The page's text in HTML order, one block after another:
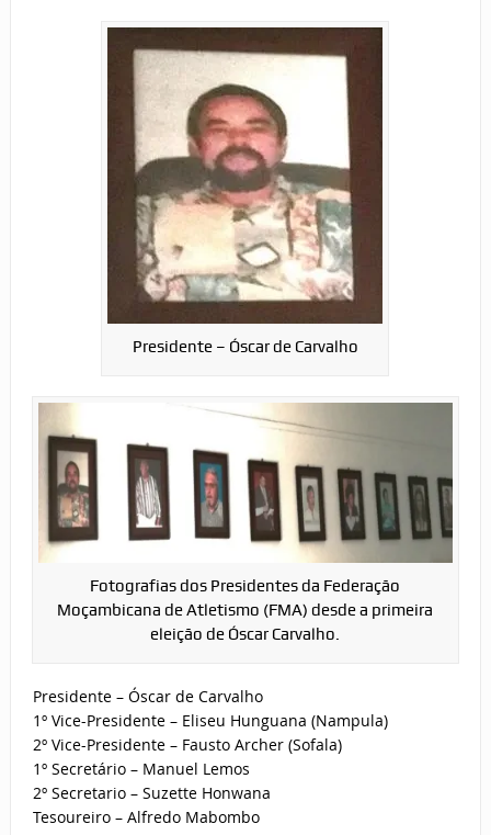
Presidente – Óscar de Carvalho
Fotografias dos Presidentes da Federação
Moçambicana de Atletismo (FMA) desde a primeira
eleição de Óscar Carvalho.
Presidente – Óscar de Carvalho
1º Vice-Presidente – Eliseu Hunguana (Nampula)
2º Vice-Presidente – Fausto Archer (Sofala)
1º Secretário – Manuel Lemos
2º Secretario – Suzette Honwana
Tesoureiro – Alfredo Mabombo